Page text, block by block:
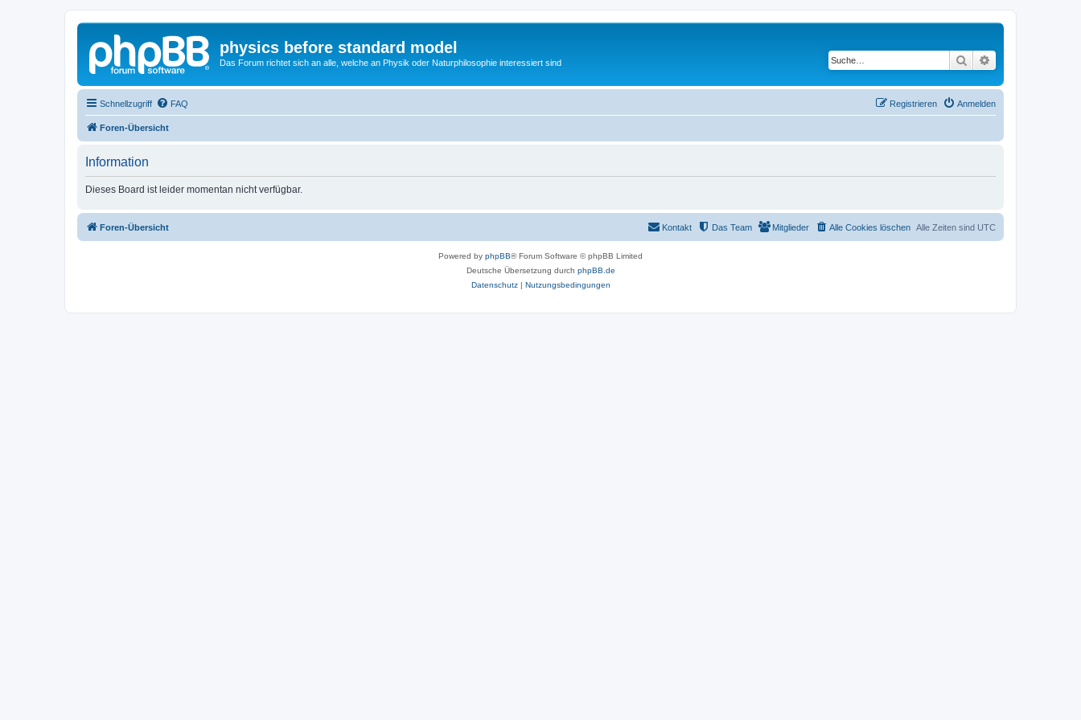
physics before standard model
Das Forum richtet sich an alle, welche an Physik oder Naturphilosophie interessiert sind Suche
Schnellzugriff FAQ Anmelden
Registrieren
Foren-Übersicht
Information
Dieses Board ist leider momentan nicht verfügbar.
Foren-Übersicht Alle Zeiten sind UTC
Alle Cookies löschen
Mitglieder
Das Team
Kontakt
Powered by phpBB® Forum Software © phpBB Limited
Deutsche Übersetzung durch phpBB.de
Datenschutz| Nutzungsbedingungen